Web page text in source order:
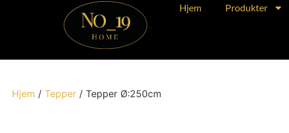
Hjem Produkter
Hjem / Tepper / Tepper Ø:250cm